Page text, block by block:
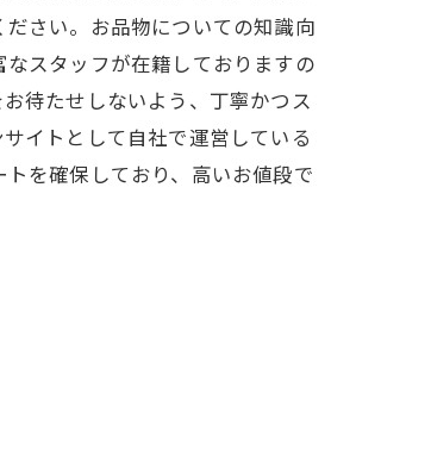
さい。お品物についての知識向
スタッフが在籍しておりますの
待たせしないよう、丁寧かつス
イトとして自社で運営している
を確保しており、高いお値段で